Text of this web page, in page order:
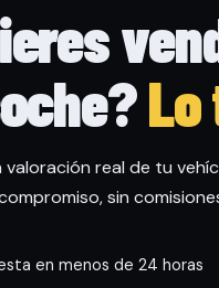
valoración real de tu
sin
en menos de 24 horas